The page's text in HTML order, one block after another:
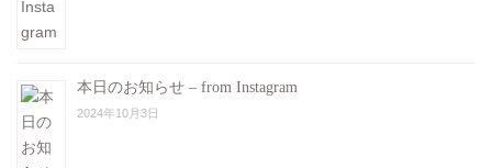
本日のお知らせ – from Instagram
2024年10月3日